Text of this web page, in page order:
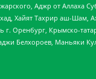
Аджр от Аллаха
Хайят Тахрир аш-
г. Оренбург, Крымско-
Белхороев, Маньяки